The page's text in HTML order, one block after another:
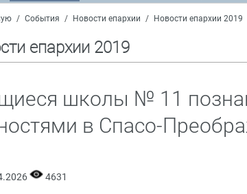
/ События / Новости епархии / Новости епархии 2019
епархии 2019
школы № 11
в Спасо-
4631